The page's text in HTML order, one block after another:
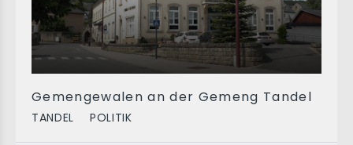
Gemengewalen an der Gemeng Tandel
TANDEL POLITIK